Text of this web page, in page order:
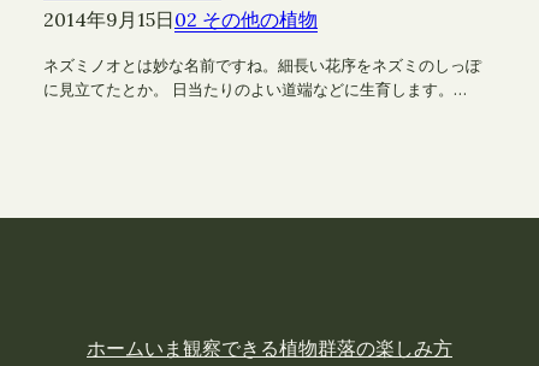
2014年9月15日02 その他の植物
ネズミノオとは妙な名前ですね。細長い花序をネズミのしっぽ
に見立てたとか。 日当たりのよい道端などに生育します。…
ホームいま観察できる植物群落の楽しみ方